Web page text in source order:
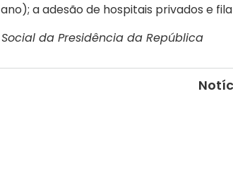
a adesão de hospitais privados e
da Presidência da República